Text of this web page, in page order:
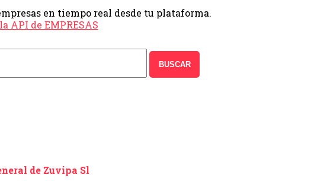
en tiempo real desde tu plataforma.
API de EMPRESAS
BUSCAR
de Zuvipa Sl